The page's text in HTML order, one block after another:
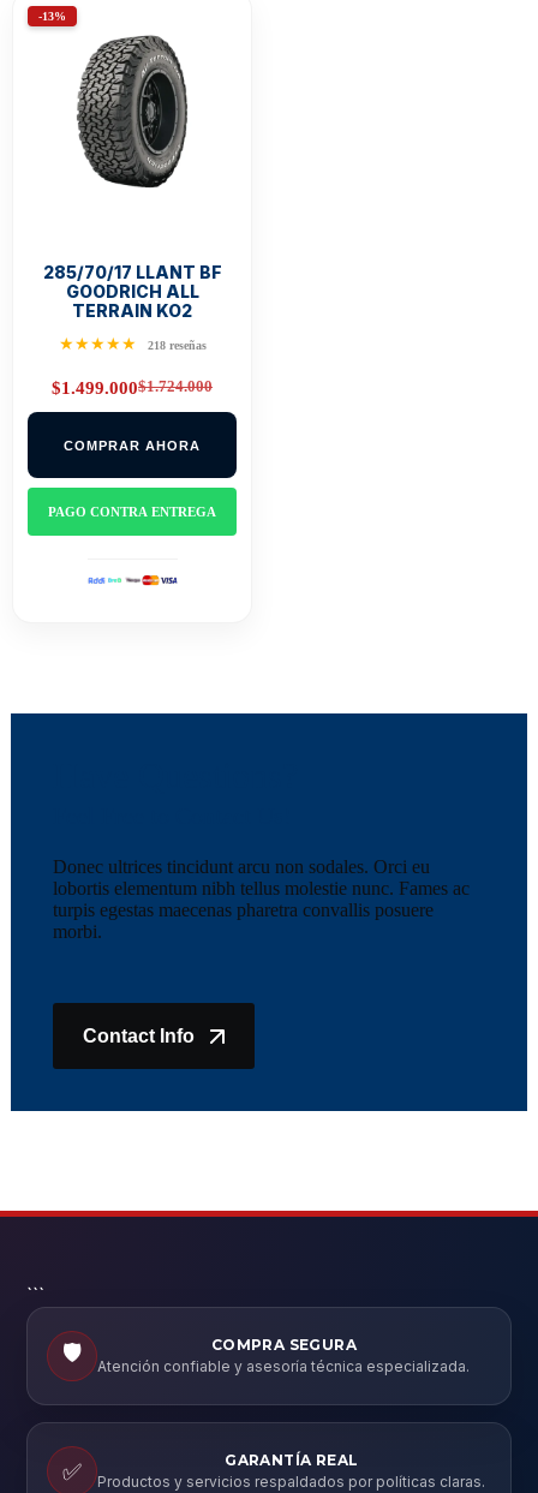
-13%
285/70/17 LLANT BF
GOODRICH ALL
TERRAIN KO2
★★★★★ 218 reseñas
$1.724.000
Original
price
$1.724.000.
$1.499.000Current
price
$1.499.000.
COMPRAR AHORA
PAGO CONTRA ENTREGA
Donec ultrices tincidunt arcu non sodales. Orci eu
lobortis elementum nibh tellus molestie nunc. Fames ac
turpis egestas maecenas pharetra convallis posuere
morbi.
Contact Info
```
🛡️
COMPRA SEGURA
Atención confiable y asesoría técnica especializada.
✅
GARANTÍA REAL
Productos y servicios respaldados por políticas claras.